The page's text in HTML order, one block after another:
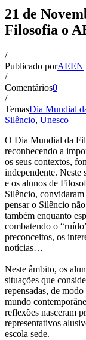
21 de
Filosofia o
/
Publicado porAEEN
/
Comentários0
/
TemasDia Mundial
Silêncio, Unesco
O Dia Mundial da
reconhecendo a
os seus contextos,
independente. Neste
e os alunos de
Silêncio, convidaram
pensar o Silêncio
também enquanto
combatendo o
preconceitos, os
notícias…
Neste âmbito, os
situações que
repensadas, de
mundo
reflexões nasceram
representativos
escola sede.